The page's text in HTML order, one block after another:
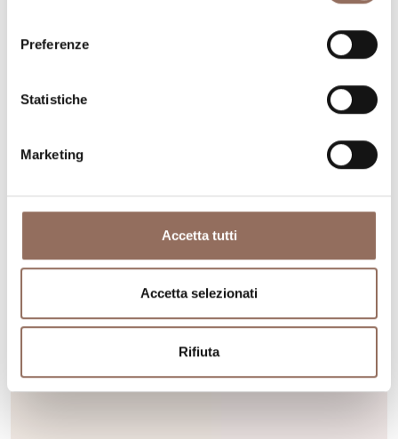
Preferenze
Statistiche
Marketing
Accetta tutti
Accetta selezionati
Rifiuta
Scopri di più